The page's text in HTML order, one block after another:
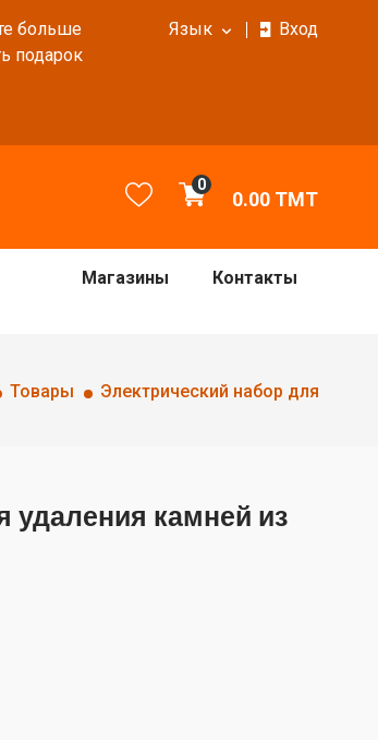
больше
подарок
Язык Вход
0
0.00 TMT
Магазины Контакты
Товары Электрический набор для
удаления камней из